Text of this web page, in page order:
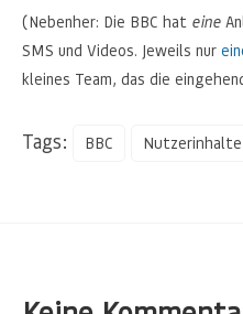
(Nebenher: Die BBC hat eine
SMS und Videos. Jeweils nur
kleines Team, das die
Tags: BBC Nutzerinhalte